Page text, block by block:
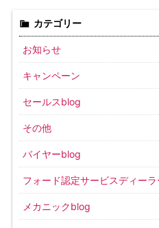
カテゴリー
お知らせ
キャンペーン
セールスblog
その他
バイヤーblog
フォード認定サービスディー
メカニックblog